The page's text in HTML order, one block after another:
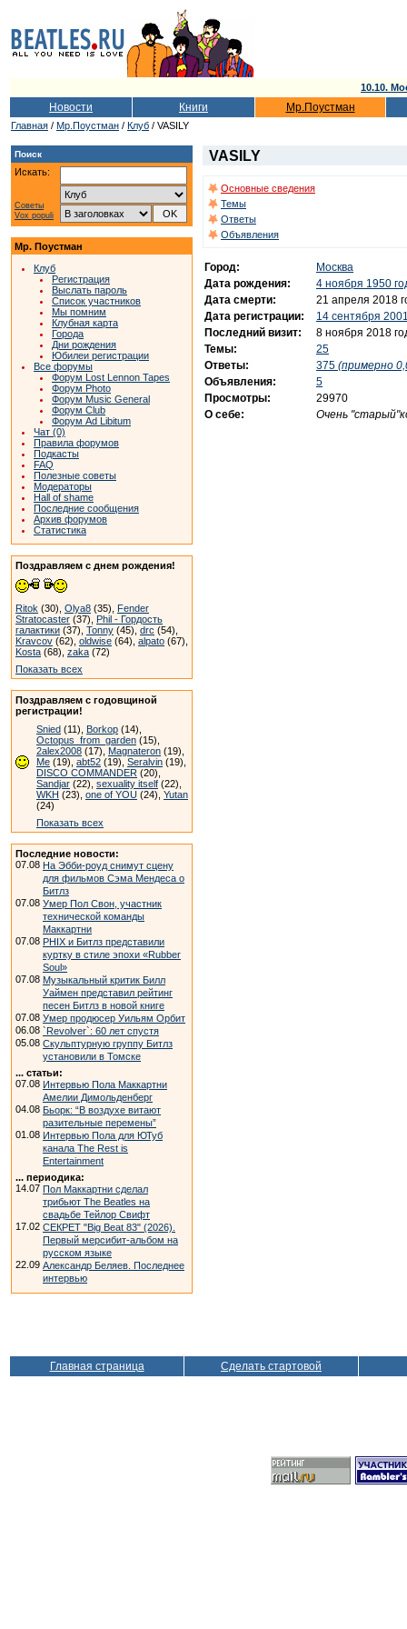
10.10.
Новости Книги Мр.Поустман
Главная / Мр.Поустман / Клуб / VASILY
Поиск
Искать:
Советы
Vox populi
Мр. Поустман
Клуб
Регистрация
Выслать пароль
Список участников
Мы помним
Клубная карта
Города
Дни рождения
Юбилеи регистрации
Все форумы
Форум Lost Lennon Tapes
Форум Photo
Форум Music General
Форум Club
Форум Ad Libitum
Чат (0)
Правила форумов
Подкасты
FAQ
Полезные советы
Модераторы
Hall of shame
Последние сообщения
Архив форумов
Статистика
Поздравляем с днем рождения!
Ritok (30), Olya8 (35), Fender
Stratocaster (37), Phil - Гордость
галактики (37), Tonny (45), drc (54),
Kravcov (62), oldwise (64), alpato (67),
Kosta (68), zaka (72)
Показать всех
Поздравляем с годовщиной
регистрации!
Snied (11), Borkop (14),
Octopus_from_garden (15),
2alex2008 (17), Magnateron (19),
Me (19), abt52 (19), Seralvin (19),
DISCO COMMANDER (20),
Sandjar (22), sexuality itself (22),
WKH (23), one of YOU (24), Yutan
(24)
Показать всех
Последние новости:
07.08 На Эбби-роуд снимут сцену
для фильмов Сэма Мендеса о
Битлз
07.08 Умер Пол Свон, участник
технической команды
Маккартни
07.08 PHIX и Битлз представили
куртку в стиле эпохи «Rubber
Soul»
07.08 Музыкальный критик Билл
Уаймен представил рейтинг
песен Битлз в новой книге
07.08 Умер продюсер Уильям Орбит
06.08 `Revolver`: 60 лет спустя
05.08 Скульптурную группу Битлз
установили в Томске
... статьи:
07.08 Интервью Пола Маккартни
Амелии Димольденберг
04.08 Бьорк: “В воздухе витают
разительные перемены”
01.08 Интервью Пола для ЮТуб
канала The Rest is
Entertainment
... периодика:
14.07 Пол Маккартни сделал
трибьют The Beatles на
свадьбе Тейлор Свифт
17.02 СЕКРЕТ "Big Beat 83" (2026).
Первый мерсибит-альбом на
русском языке
22.09 Александр Беляев. Последнее
интервью
VASILY
Основные сведения
Темы
Ответы
Объявления
Город:
Москва
Дата рождения:
4 ноября 1950
Дата смерти:
21 апреля 2018
Дата регистрации:
14 сентября
Последний визит:
8 ноября 2018
Темы:
25
Ответы:
375 (примерно
Объявления:
5
Просмотры:
29970
О себе:
Очень
Главная страница Сделать стартовой